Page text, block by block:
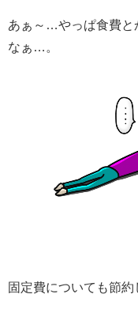
あぁ～…やっぱ食費と
なぁ…。
固定費についても節